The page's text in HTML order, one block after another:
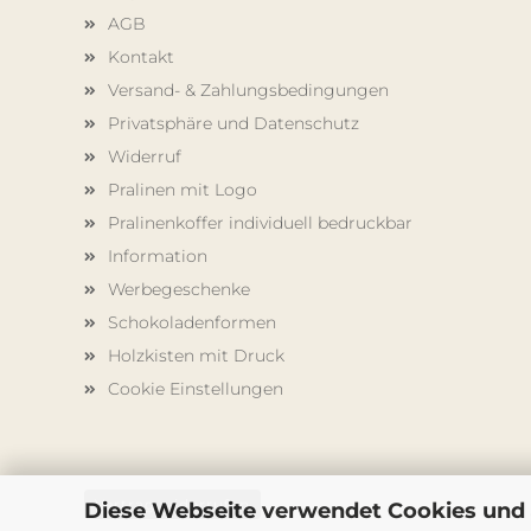
Diese Webseite verwendet Cookies
AGB
Kontakt
Versand- & Zahlungsbedingungen
Privatsphäre und Datenschutz
Widerruf
Pralinen mit Logo
Pralinenkoffer individuell bedruckbar
Information
Werbegeschenke
Schokoladenformen
Holzkisten mit Druck
Cookie Einstellungen
Vertrag widerrufen